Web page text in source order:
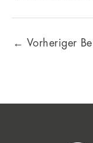
← Vorheriger